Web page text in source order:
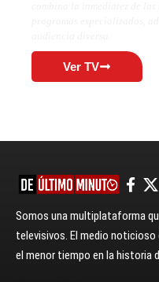
Ver TV
Somos una multiplataforma
televisivos. El medio noticioso
el menor tiempo en la historia